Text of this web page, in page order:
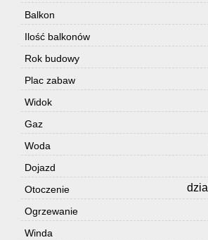
Balkon
Ilość balkonów
Rok budowy
Plac zabaw
Widok
Gaz
Woda
Dojazd
Otoczenie
Ogrzewanie
Winda